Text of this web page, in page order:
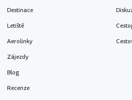
Destinace
Letiště
Aerolinky
Zájezdy
Blog
Recenze